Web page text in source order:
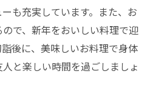
も充実しています。また、お
で、新年をおいしい料理で迎
後に、美味しいお料理で身体
と楽しい時間を過ごしましょ